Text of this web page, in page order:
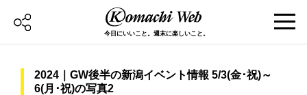
今日にいいこと。週末に楽しいこと。
2024｜GW後半の新潟イベント情報 5/3(金･祝)～
6(月･祝)の写真2